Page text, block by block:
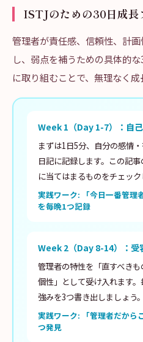
ISTJのための30日成長
管理者が責任感、信頼性、計
し、弱点を補うための具体的
に取り組むことで、無理なく成
Week 1（Day 1-7）：自
まずは1日5分、自分の感情
日記に記録します。この記
に当てはまるものをチェック
実践ワーク: 「今日一番管理
を毎晩1つ記録
Week 2（Day 8-14）：受
管理者の特性を「直すべき
個性」として受け入れます
強みを3つ書き出しましょう。
実践ワーク: 「管理者だから
つ発見